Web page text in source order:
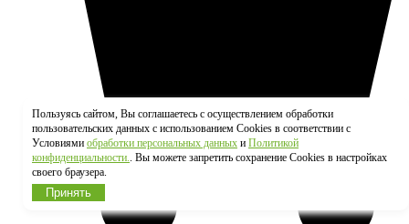
Пользуясь сайтом, Вы соглашаетесь с осуществлением обработки
пользовательских данных с использованием Cookies в соответствии с
Условиями обработки персональных данных и Политикой
конфиденциальности.. Вы можете запретить сохранение Cookies в настройках
своего браузера.
Принять